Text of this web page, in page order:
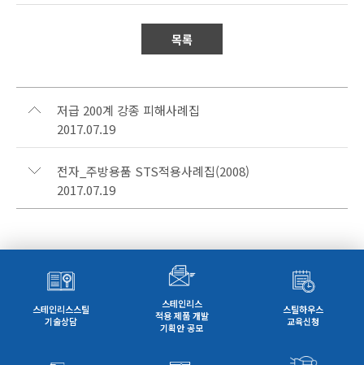
목록
저급 200계 강종 피해사례집
2017.07.19
전자_주방용품 STS적용사례집(2008)
2017.07.19
스테인리스스틸
기술상담
스테인리스
적용 제품 개발
기획안 공모
스틸하우스
교육신청